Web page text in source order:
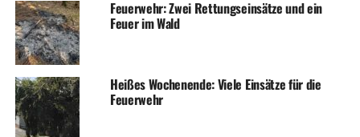
Feuerwehr: Zwei Rettungseinsätze und ein
Feuer im Wald
Heißes Wochenende: Viele Einsätze für die
Feuerwehr